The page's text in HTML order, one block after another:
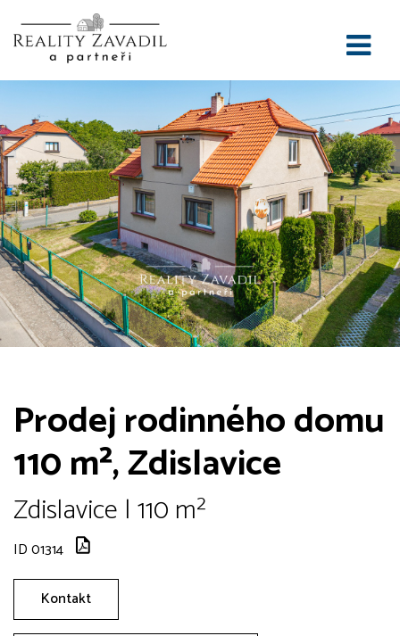
Prodej rodinného domu
110 m², Zdislavice
Zdislavice | 110 m²
ID 01314
Kontakt